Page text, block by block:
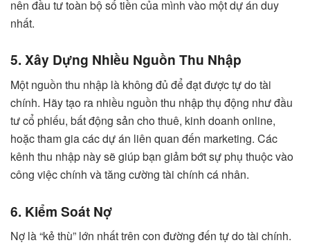
nên đầu tư toàn bộ số tiền của mình vào một dự án duy
nhất.
5. Xây Dựng Nhiều Nguồn Thu Nhập
Một nguồn thu nhập là không đủ để đạt được tự do tài
chính. Hãy tạo ra nhiều nguồn thu nhập thụ động như đầu
tư cổ phiếu, bất động sản cho thuê, kinh doanh online,
hoặc tham gia các dự án liên quan đến marketing. Các
kênh thu nhập này sẽ giúp bạn giảm bớt sự phụ thuộc vào
công việc chính và tăng cường tài chính cá nhân.
6. Kiểm Soát Nợ
Nợ là “kẻ thù” lớn nhất trên con đường đến tự do tài chính.